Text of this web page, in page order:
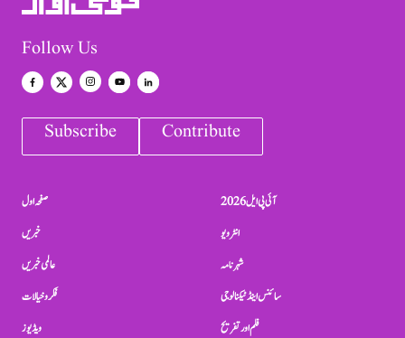
Follow Us
Subscribe Contribute
صفحہ اول
خبریں
عالمی خبریں
فکر و خیالات
ویڈیوز
آئی پی ایل 2026
انٹرویو
شہرنامہ
سائنس اینڈ ٹیکنالوجی
فلم اور تفریح